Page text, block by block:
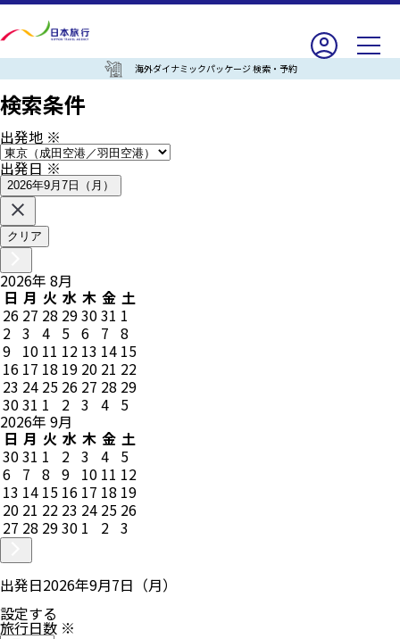
海外ダイナミックパッケージ 検索・予約
検索条件
出発地 ※
出発日※
2026年9月7日（月）
クリア
2026年 8月
日 月 火 水 木 金 土
26 27 28 293031 1
2 3 4 5 6 7 8
9 10 11 12 13 14 15
16 17 18 19 20 21 22
23 24 25 26 27 28 29
3031 1 2 3 4 5
2026年 9月
日 月 火 水 木 金 土
3031 1 2 3 4 5
6 7 8 9 10 11 12
13 14 15 16 17 18 19
20 21 22 23 24 25 26
27 28 2930 1 2 3
出発日2026年9月7日（月）
設定する
旅行日数 ※